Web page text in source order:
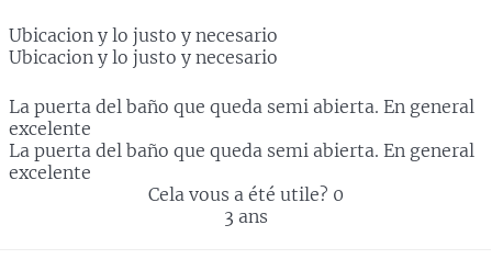
Ubicacion y lo justo y necesario
Ubicacion y lo justo y necesario
La puerta del baño que queda semi abierta. En general
excelente
La puerta del baño que queda semi abierta. En general
excelente
Cela vous a été utile? 0
3 ans